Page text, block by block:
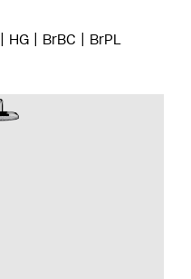
HG BrBC BrPL